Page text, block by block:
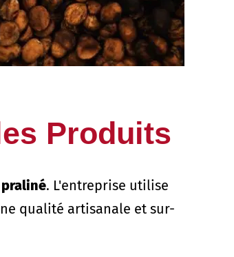
Produits
. L'entreprise utilise
qualité artisanale et sur-